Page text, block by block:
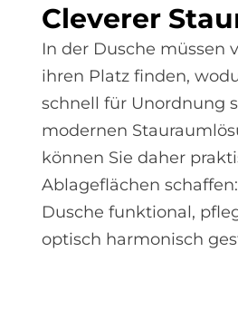
Cle­ve­rer
In der Dusche müssen
ihren Platz finden,
schnell für Unordnung
modernen
können Sie daher
Ablageflächen
Dusche funktional,
optisch harmonisch